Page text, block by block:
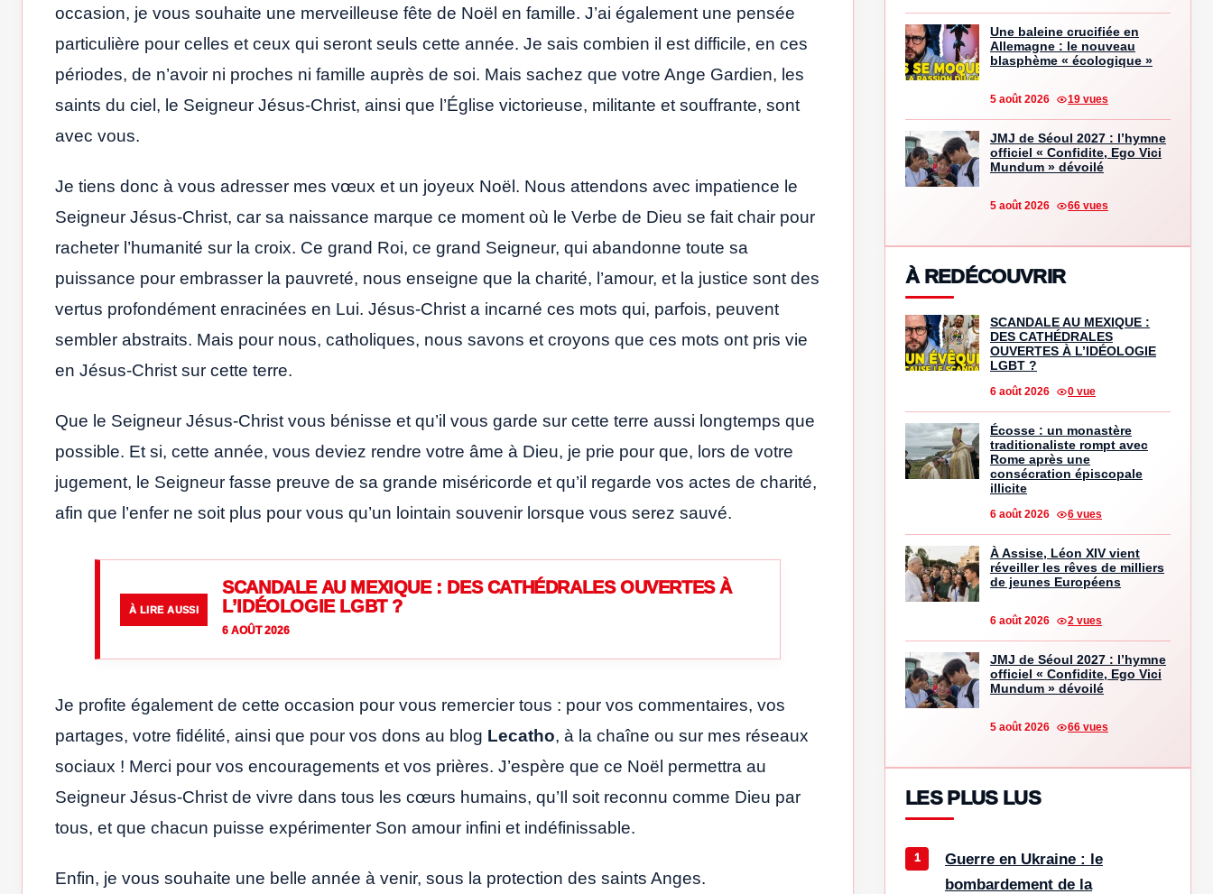
occasion, je vous souhaite une merveilleuse fête de Noël en famille. J’ai également une pensée
particulière pour celles et ceux qui seront seuls cette année. Je sais combien il est difficile, en ces
périodes, de n’avoir ni proches ni famille auprès de soi. Mais sachez que votre Ange Gardien, les
saints du ciel, le Seigneur Jésus-Christ, ainsi que l’Église victorieuse, militante et souffrante, sont
avec vous.
Je tiens donc à vous adresser mes vœux et un joyeux Noël. Nous attendons avec impatience le
Seigneur Jésus-Christ, car sa naissance marque ce moment où le Verbe de Dieu se fait chair pour
racheter l’humanité sur la croix. Ce grand Roi, ce grand Seigneur, qui abandonne toute sa
puissance pour embrasser la pauvreté, nous enseigne que la charité, l’amour, et la justice sont des
vertus profondément enracinées en Lui. Jésus-Christ a incarné ces mots qui, parfois, peuvent
sembler abstraits. Mais pour nous, catholiques, nous savons et croyons que ces mots ont pris vie
en Jésus-Christ sur cette terre.
Que le Seigneur Jésus-Christ vous bénisse et qu’il vous garde sur cette terre aussi longtemps que
possible. Et si, cette année, vous deviez rendre votre âme à Dieu, je prie pour que, lors de votre
jugement, le Seigneur fasse preuve de sa grande miséricorde et qu’il regarde vos actes de charité,
afin que l’enfer ne soit plus pour vous qu’un lointain souvenir lorsque vous serez sauvé.
À LIRE AUSSI
SCANDALE AU MEXIQUE : DES CATHÉDRALES OUVERTES À
L’IDÉOLOGIE LGBT ?
6 AOÛT 2026
Je profite également de cette occasion pour vous remercier tous : pour vos commentaires, vos
partages, votre fidélité, ainsi que pour vos dons au blog Lecatho, à la chaîne ou sur mes réseaux
sociaux ! Merci pour vos encouragements et vos prières. J’espère que ce Noël permettra au
Seigneur Jésus-Christ de vivre dans tous les cœurs humains, qu’Il soit reconnu comme Dieu par
tous, et que chacun puisse expérimenter Son amour infini et indéfinissable.
Enfin, je vous souhaite une belle année à venir, sous la protection des saints Anges.
Une baleine crucifiée en
Allemagne : le nouveau
blasphème « écologique »
5 août 2026 19 vues
JMJ de Séoul 2027 : l’hymne
officiel « Confidite, Ego Vici
Mundum » dévoilé
5 août 2026 66 vues
À REDÉCOUVRIR
SCANDALE AU MEXIQUE :
DES CATHÉDRALES
OUVERTES À L’IDÉOLOGIE
LGBT ?
6 août 2026 0 vue
Écosse : un monastère
traditionaliste rompt avec
Rome après une
consécration épiscopale
illicite
6 août 2026 6 vues
À Assise, Léon XIV vient
réveiller les rêves de milliers
de jeunes Européens
6 août 2026 2 vues
JMJ de Séoul 2027 : l’hymne
officiel « Confidite, Ego Vici
Mundum » dévoilé
5 août 2026 66 vues
LES PLUS LUS
Guerre en Ukraine : le
bombardement de la